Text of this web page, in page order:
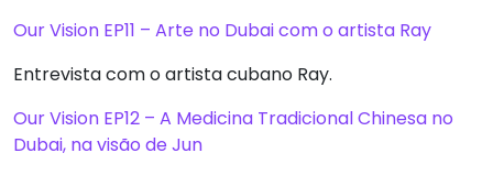
Our Vision EP11 – Arte no Dubai com o artista Ray
Entrevista com o artista cubano Ray.
Our Vision EP12 – A Medicina Tradicional Chinesa no
Dubai, na visão de Jun